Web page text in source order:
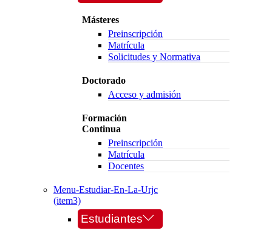
Másteres
Preinscripción
Matrícula
Solicitudes y Normativa
Doctorado
Acceso y admisión
Formación
Continua
Preinscripción
Matrícula
Docentes
Menu-Estudiar-En-La-Urjc
(item3)
Estudiantes